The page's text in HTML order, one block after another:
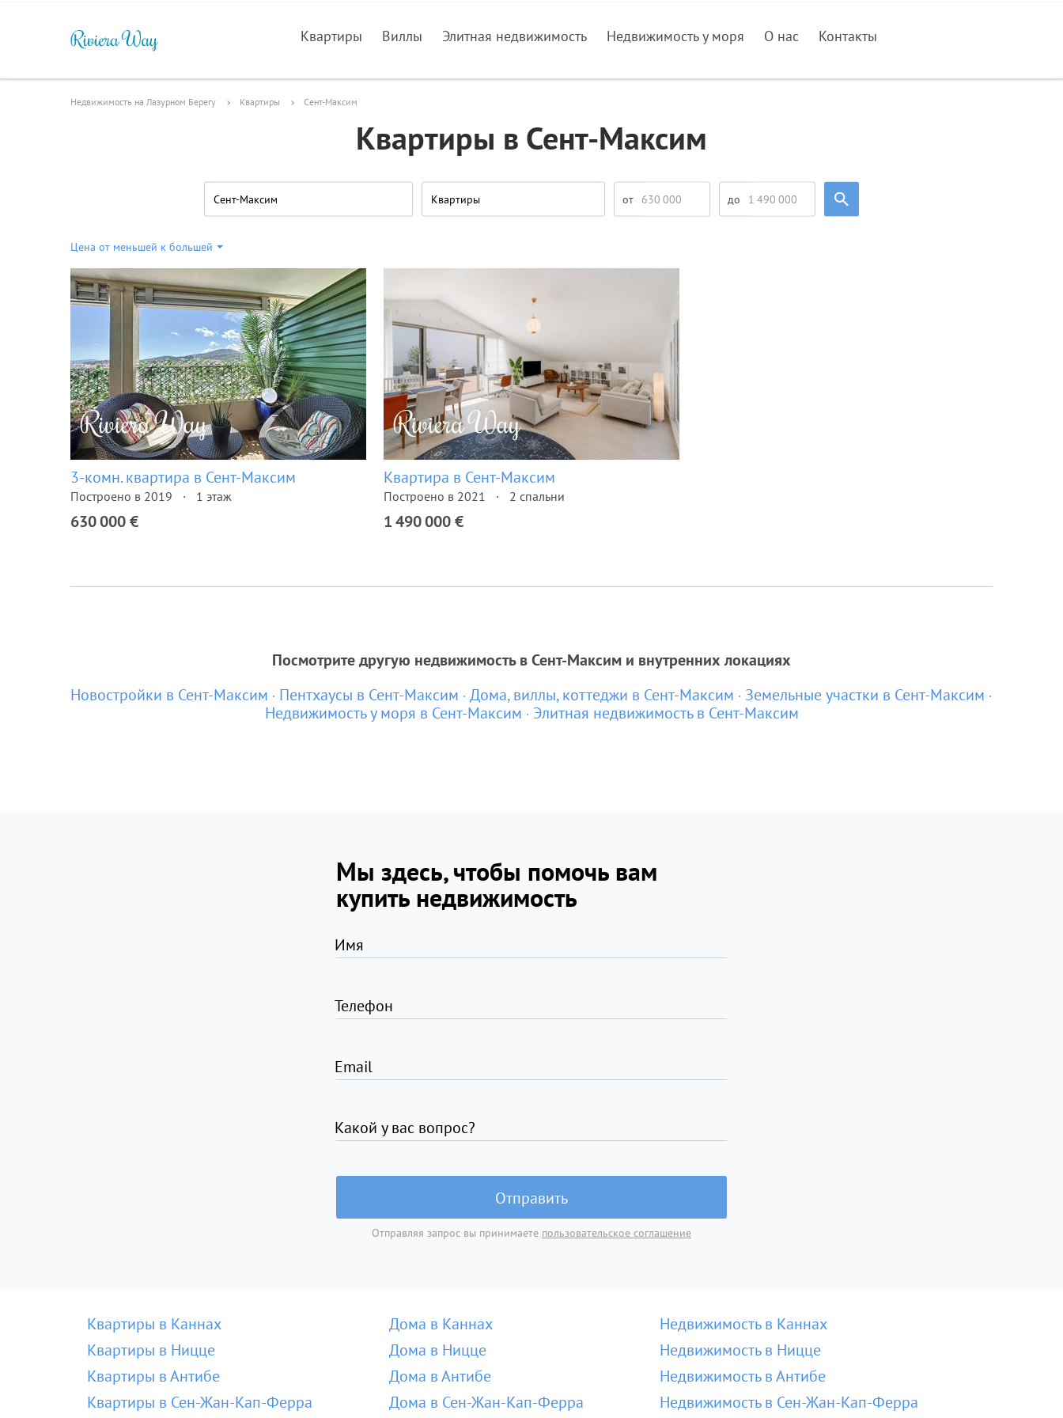
Квартиры Виллы Элитная недвижимость Недвижимость у моря О нас Контакты
Недвижимость на Лазурном Берегу Квартиры Сент-Максим
Квартиры в Сент-Максим
Сент-Максим Квартиры
Цена от меньшей к большей
3-комн. квартира в Сент-Максим
Построено в 2019 1 этаж
630 000 €
Квартира в Сент-Максим
Построено в 2021 2 спальни
1 490 000 €
Посмотрите другую недвижимость в Сент-Максим и внутренних локациях
Новостройки в Сент-Максим
Пентхаусы в Сент-Максим Дома, виллы, коттеджи в Сент-Максим
Земельные участки в Сент-Максим
Недвижимость у моря в Сент-Максим
Элитная недвижимость в Сент-Максим
Мы здесь, чтобы помочь вам
купить недвижимость
Имя
Телефон
Email
Какой у вас вопрос?
Отправить
Отправляя запрос вы принимаете пользовательское соглашение
Квартиры в Каннах
Квартиры в Ницце
Квартиры в Антибе
Квартиры в Сен-Жан-Кап-Ферра
Дома в Каннах
Дома в Ницце
Дома в Антибе
Дома в Сен-Жан-Кап-Ферра
Недвижимость в Каннах
Недвижимость в Ницце
Недвижимость в Антибе
Недвижимость в Сен-Жан-Кап-Ферра